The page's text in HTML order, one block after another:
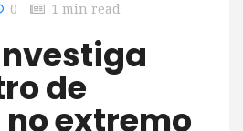
0 1 min read
de
extremo